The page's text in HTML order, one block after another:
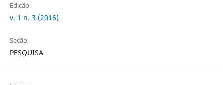
Edição
v. 1 n. 3 (2016)
Seção
PESQUISA